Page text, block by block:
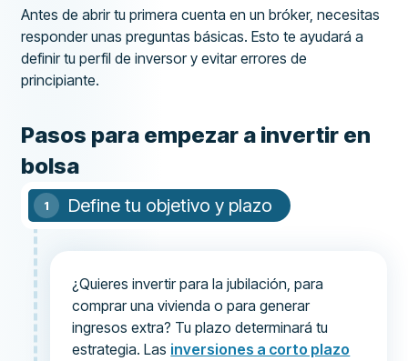
Antes de abrir tu primera cuenta en un bróker, necesitas
responder unas preguntas básicas. Esto te ayudará a
definir tu perfil de inversor y evitar errores de
principiante.
Pasos para empezar a invertir en
bolsa
Define tu objetivo y plazo
¿Quieres invertir para la jubilación, para
comprar una vivienda o para generar
ingresos extra? Tu plazo determinará tu
estrategia. Las inversiones a corto plazo